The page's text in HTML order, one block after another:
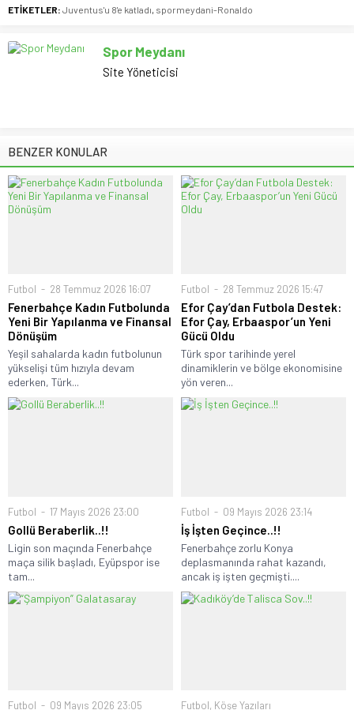
ETİKETLER: Juventus'u 8'e katladı spormeydani-Ronaldo
Spor Meydanı
Site Yöneticisi
BENZER KONULAR
Futbol 28 Temmuz 2026 16:07
Fenerbahçe Kadın Futbolunda
Yeni Bir Yapılanma ve Finansal
Dönüşüm
Yeşil sahalarda kadın futbolunun
yükselişi tüm hızıyla devam
ederken, Türk...
Futbol 28 Temmuz 2026 15:47
Efor Çay’dan Futbola Destek:
Efor Çay, Erbaaspor’un Yeni
Gücü Oldu
Türk spor tarihinde yerel
dinamiklerin ve bölge ekonomisine
yön veren...
Futbol 17 Mayıs 2026 23:00
Gollü Beraberlik..!!
Ligin son maçında Fenerbahçe
maça silik başladı, Eyüpspor ise
tam...
Futbol 09 Mayıs 2026 23:14
İş İşten Geçince..!!
Fenerbahçe zorlu Konya
deplasmanında rahat kazandı,
ancak iş işten geçmişti....
Futbol 09 Mayıs 2026 23:05 Futbol, Köşe Yazıları